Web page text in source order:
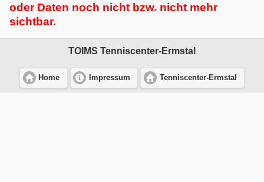
oder Daten noch nicht bzw. nicht mehr
sichtbar.
TOIMS Tenniscenter-Ermstal
Home Impressum Tenniscenter-Ermstal